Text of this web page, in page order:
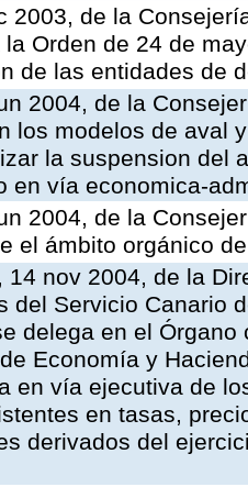
2003, de la
Orden de 24 de
de las entidades de
2004, de la
los modelos de aval
la suspension del
en vía economica-
2004, de la
el ámbito orgánico
14 nov 2004, de la
del Servicio Canario
delega en el
Economía y
en vía ejecutiva de
en tasas,
derivados del